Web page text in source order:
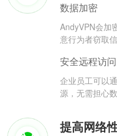
数据加密
AndyVPN会加
意行为者窃取信
安全远程访问
企业员工可以
源，无需担心数
提高网络